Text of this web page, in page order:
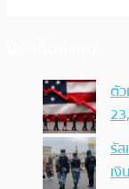
ตั
รั
เ